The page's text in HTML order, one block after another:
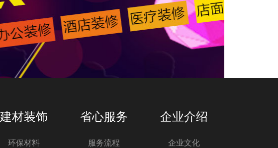
建材装饰
环保材料
省心服务
服务流程
企业介绍
企业文化